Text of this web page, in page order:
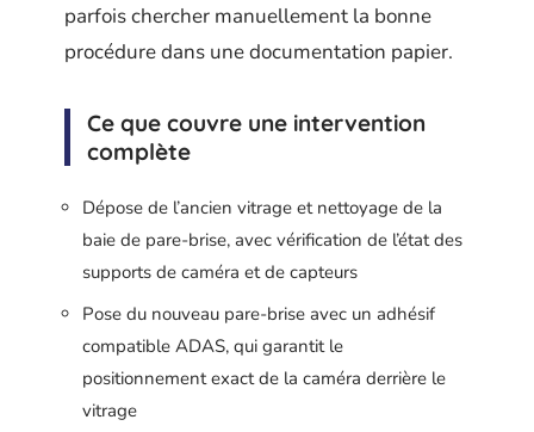
parfois chercher manuellement la bonne
procédure dans une documentation papier.
Ce que couvre une intervention
complète
Dépose de l’ancien vitrage et nettoyage de la
baie de pare-brise, avec vérification de l’état des
supports de caméra et de capteurs
Pose du nouveau pare-brise avec un adhésif
compatible ADAS, qui garantit le
positionnement exact de la caméra derrière le
vitrage